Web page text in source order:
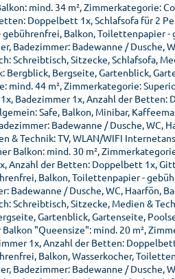
mind. 34 m², Zimmerkategorie:
Doppelbett 1x, Schlafsofa für 2
gebührenfrei, Balkon, Toilettenpapier
Badezimmer: Badewanne / Dusche,
Schreibtisch, Sitzecke, Schlafsofa,
Bergblick, Bergseite, Gartenblick,
mind. 44 m², Zimmerkategorie:
Badezimmer 1x, Anzahl der
Safe, Balkon, Minibar,
Badewanne / Dusche, WC,
& Technik: TV, WLAN/WIFI
Balkon: mind. 30 m²,
Anzahl der Betten: Doppelbett 1x,
Balkon, Toilettenpapier -
Badewanne / Dusche, WC, Haarfön,
Schreibtisch, Sitzecke, Medien &
Gartenblick, Gartenseite,
"Queensize": mind. 20 m²,
1x, Anzahl der Betten:
Balkon, Wasserkocher,
Badezimmer: Badewanne / Dusche,